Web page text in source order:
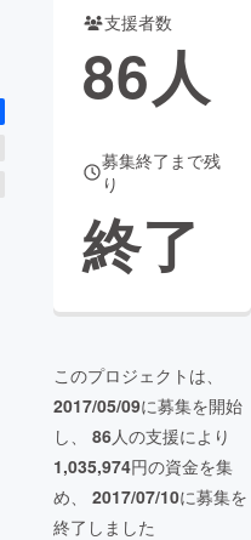
支援者数
86人
募集終了まで残
り
終了
このプロジェクトは、
2017/05/09に募集を開始
し、 86人の支援により
1,035,974円の資金を集
め、 2017/07/10に募集を
終了しました